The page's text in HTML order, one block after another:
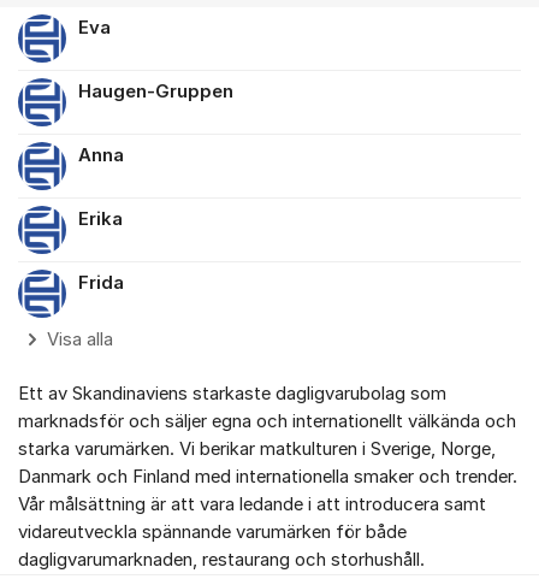
Eva
Haugen-Gruppen
Anna
Erika
Frida
Visa alla
Ett av Skandinaviens starkaste dagligvarubolag som
marknadsför och säljer egna och internationellt välkända och
starka varumärken. Vi berikar matkulturen i Sverige, Norge,
Danmark och Finland med internationella smaker och trender.
Vår målsättning är att vara ledande i att introducera samt
vidareutveckla spännande varumärken för både
dagligvarumarknaden, restaurang och storhushåll.